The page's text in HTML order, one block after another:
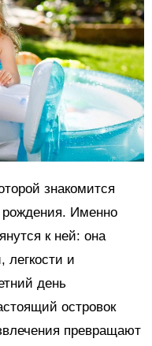
знакомится
рождения. Именно
к ней: она
легкости и
день
островок
превращают